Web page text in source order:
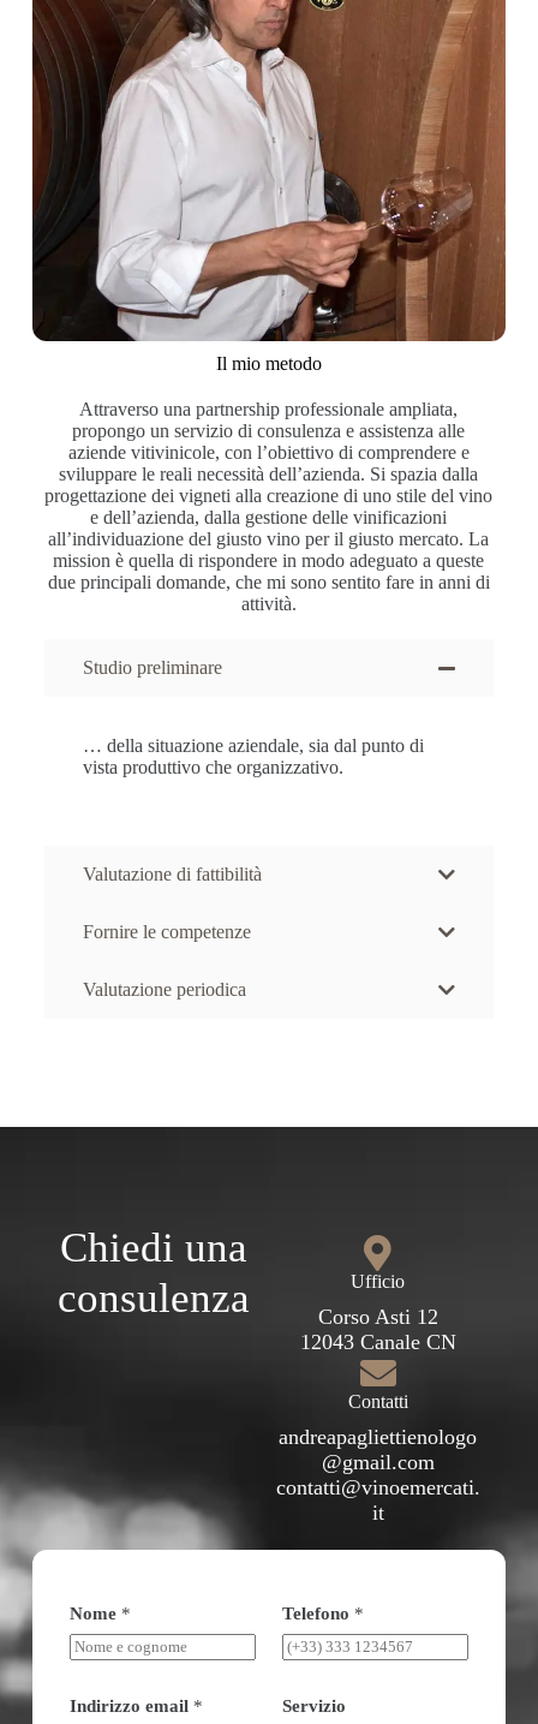
Il mio metodo
Attraverso una partnership professionale ampliata,
propongo un servizio di consulenza e assistenza alle
aziende vitivinicole, con l’obiettivo di comprendere e
sviluppare le reali necessità dell’azienda. Si spazia dalla
progettazione dei vigneti alla creazione di uno stile del vino
e dell’azienda, dalla gestione delle vinificazioni
all’individuazione del giusto vino per il giusto mercato. La
mission è quella di rispondere in modo adeguato a queste
due principali domande, che mi sono sentito fare in anni di
attività.
Studio preliminare
… della situazione aziendale, sia dal punto di
vista produttivo che organizzativo.
Valutazione di fattibilità
Fornire le competenze
Valutazione periodica
Chiedi una
consulenza
Ufficio
Corso Asti 12
12043 Canale CN
Contatti
andreapagliettienologo
@gmail.com
contatti@vinoemercati.
it
Nome * Telefono *
Indirizzo email * Servizio